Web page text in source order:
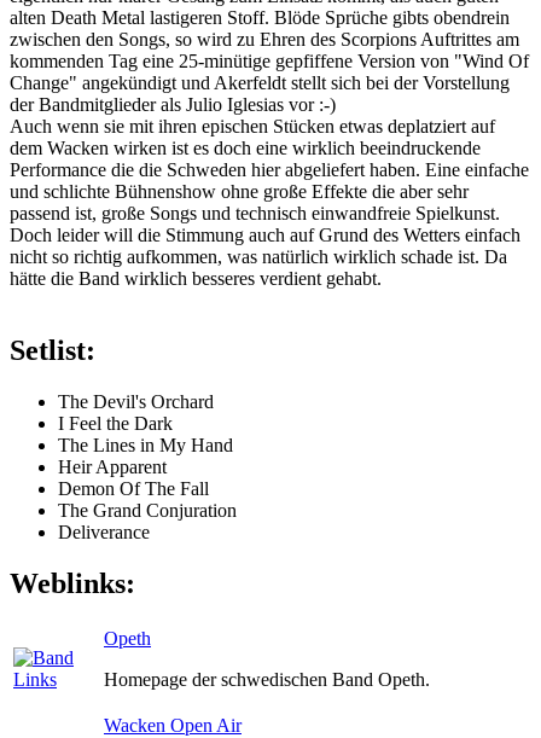
alten Death Metal lastigeren Stoff. Blöde Sprüche gibts obendrein
zwischen den Songs, so wird zu Ehren des Scorpions Auftrittes am
kommenden Tag eine 25-minütige gepfiffene Version von "Wind Of
Change" angekündigt und Akerfeldt stellt sich bei der Vorstellung
der Bandmitglieder als Julio Iglesias vor :-)
Auch wenn sie mit ihren epischen Stücken etwas deplatziert auf
dem Wacken wirken ist es doch eine wirklich beeindruckende
Performance die die Schweden hier abgeliefert haben. Eine einfache
und schlichte Bühnenshow ohne große Effekte die aber sehr
passend ist, große Songs und technisch einwandfreie Spielkunst.
Doch leider will die Stimmung auch auf Grund des Wetters einfach
nicht so richtig aufkommen, was natürlich wirklich schade ist. Da
hätte die Band wirklich besseres verdient gehabt.
Setlist:
The Devil's Orchard
I Feel the Dark
The Lines in My Hand
Heir Apparent
Demon Of The Fall
The Grand Conjuration
Deliverance
Weblinks:
Opeth
Homepage der schwedischen Band Opeth.
Wacken Open Air